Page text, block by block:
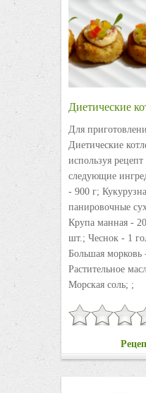
Диетические
Для
Диетические
используя рецепт
следующие
- 900 г;
панировочные
Крупа манная -
шт.; Чеснок - 1
Большая
Растительное
Морская соль; ;